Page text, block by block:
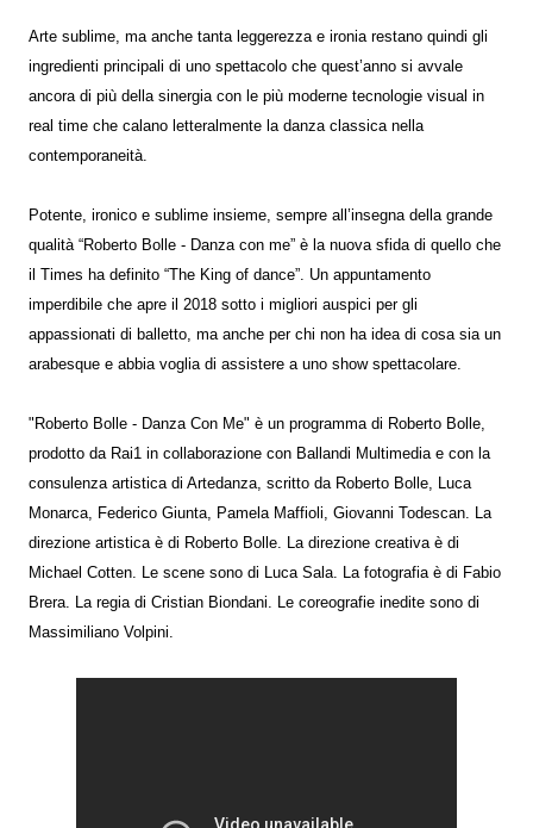
Arte sublime, ma anche tanta leggerezza e ironia restano quindi gli
ingredienti principali di uno spettacolo che quest’anno si avvale
ancora di più della sinergia con le più moderne tecnologie visual in
real time che calano letteralmente la danza classica nella
contemporaneità.
Potente, ironico e sublime insieme, sempre all’insegna della grande
qualità “Roberto Bolle - Danza con me” è la nuova sfida di quello che
il Times ha definito “The King of dance”. Un appuntamento
imperdibile che apre il 2018 sotto i migliori auspici per gli
appassionati di balletto, ma anche per chi non ha idea di cosa sia un
arabesque e abbia voglia di assistere a uno show spettacolare.
"Roberto Bolle - Danza Con Me" è un programma di Roberto Bolle,
prodotto da Rai1 in collaborazione con Ballandi Multimedia e con la
consulenza artistica di Artedanza, scritto da Roberto Bolle, Luca
Monarca, Federico Giunta, Pamela Maffioli, Giovanni Todescan. La
direzione artistica è di Roberto Bolle. La direzione creativa è di
Michael Cotten. Le scene sono di Luca Sala. La fotografia è di Fabio
Brera. La regia di Cristian Biondani. Le coreografie inedite sono di
Massimiliano Volpini.